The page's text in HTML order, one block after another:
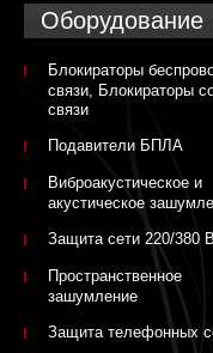
Оборудование
Блокираторы
связи, Блокираторы
связи
Подавители БПЛА
Виброакустическое и
акустическое
Защита сети 220/380 В
Пространственное
зашумление
Защита телефонных